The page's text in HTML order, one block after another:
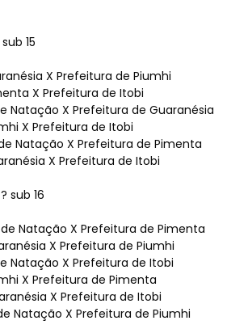
15
X Prefeitura de Piumhi
X Prefeitura de Itobi
Natação X Prefeitura de Guaranésia
X Prefeitura de Itobi
Natação X Prefeitura de Pimenta
X Prefeitura de Itobi
sub 16
Natação X Prefeitura de Pimenta
X Prefeitura de Piumhi
Natação X Prefeitura de Itobi
X Prefeitura de Pimenta
X Prefeitura de Itobi
Natação X Prefeitura de Piumhi